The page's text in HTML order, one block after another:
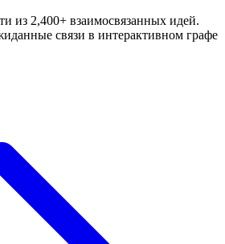
из 2,400+ взаимосвязанных идей.
связи в интерактивном графе